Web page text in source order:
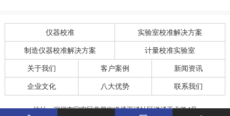
仪器校准 实验室校准解决方案
制造仪器校准解决方案 计量校准实验室
关于我们 客户案例 新闻资讯
企业文化 八大优势 联系我们
地址：深圳市宝安区燕罗街道塘下涌社区洋涌工业路4号